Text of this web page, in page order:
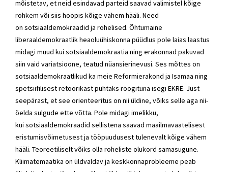
mõistetav, et neid esindavad parteid saavad valimistel kõige
rohkem või siis hoopis kõige vähem hääli. Need
on sotsiaaldemokraadid ja rohelised. Õhtumaine
liberaaldemokraatlik heaoluühiskonna püüdlus pole laias laastus
midagi muud kui sotsiaaldemokraatia ning erakonnad pakuvad
siin vaid variatsioone, teatud nüansierinevusi. Ses mõttes on
sotsiaaldemokraatlikud ka meie Reformierakond ja Isamaa ning
spetsiifilisest retoorikast puhtaks roogituna isegi EKRE. Just
seepärast, et see orienteeritus on nii üldine, võiks selle aga nii-
öelda sulgude ette võtta. Pole midagi imelikku,
kui sotsiaaldemokraadid sellistena saavad maailmavaatelisest
eristumisvõimetusest ja tööpuudusest tulenevalt kõige vähem
hääli. Teoreetiliselt võiks olla roheliste olukord samasugune.
Kliimatemaatika on üldvaldav ja keskkonnaprobleeme peab